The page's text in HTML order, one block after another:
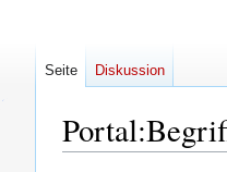
Seite Diskussion